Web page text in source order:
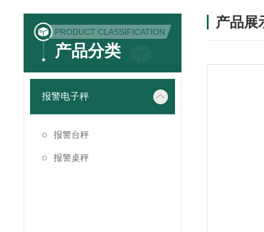
PRODUCT CLASSIFICATION
产品分类
报警电子秤
报警台秤
报警桌秤
产品展